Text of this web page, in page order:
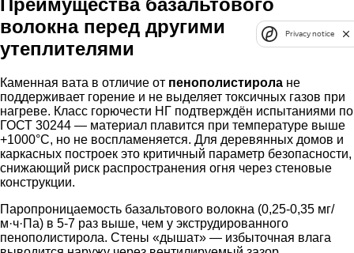
волокна перед другими
утеплителями
Каменная вата в отличие от пенополистирола не
поддерживает горение и не выделяет токсичных газов при
нагреве. Класс горючести НГ подтверждён испытаниями по
ГОСТ 30244 — материал плавится при температуре выше
+1000°C, но не воспламеняется. Для деревянных домов и
каркасных построек это критичный параметр безопасности,
снижающий риск распространения огня через стеновые
конструкции.
Паропроницаемость базальтового волокна (0,25-0,35 мг/
м·ч·Па) в 5-7 раз выше, чем у экструдированного
пенополистирола. Стены «дышат» — избыточная влага
Privacy notice